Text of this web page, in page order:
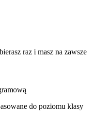
raz i masz na zawsze
do poziomu klasy